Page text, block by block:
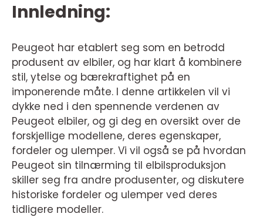
Innledning:
Peugeot har etablert seg som en betrodd
produsent av elbiler, og har klart å kombinere
stil, ytelse og bærekraftighet på en
imponerende måte. I denne artikkelen vil vi
dykke ned i den spennende verdenen av
Peugeot elbiler, og gi deg en oversikt over de
forskjellige modellene, deres egenskaper,
fordeler og ulemper. Vi vil også se på hvordan
Peugeot sin tilnærming til elbilsproduksjon
skiller seg fra andre produsenter, og diskutere
historiske fordeler og ulemper ved deres
tidligere modeller.